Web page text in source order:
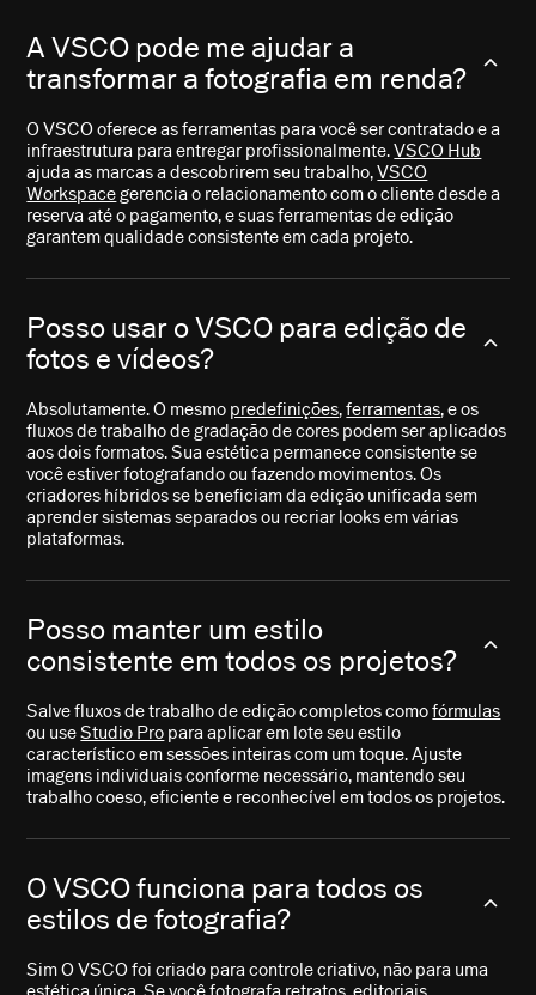
A VSCO pode me ajudar a
transformar a fotografia em renda?
O VSCO oferece as ferramentas para você ser contratado e a
infraestrutura para entregar profissionalmente.VSCO Hub
ajuda as marcas a descobrirem seu trabalho,VSCO
Workspacegerencia o relacionamento com o cliente desde a
reserva até o pagamento, e suas ferramentas de edição
garantem qualidade consistente em cada projeto.
Posso usar o VSCO para edição de
fotos e vídeos?
Absolutamente. O mesmo predefinições,ferramentas, e os
fluxos de trabalho de gradação de cores podem ser aplicados
aos dois formatos. Sua estética permanece consistente se
você estiver fotografando ou fazendo movimentos. Os
criadores híbridos se beneficiam da edição unificada sem
aprender sistemas separados ou recriar looks em várias
plataformas.
Posso manter um estilo
consistente em todos os projetos?
Salve fluxos de trabalho de edição completos comofórmulas
ou useStudio Pro para aplicar em lote seu estilo
característico em sessões inteiras com um toque. Ajuste
imagens individuais conforme necessário, mantendo seu
trabalho coeso, eficiente e reconhecível em todos os projetos.
O VSCO funciona para todos os
estilos de fotografia?
Sim O VSCO foi criado para controle criativo, não para uma